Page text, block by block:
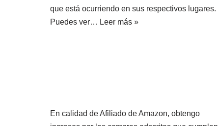
que está ocurriendo en sus respectivos lugares.
Puedes ver… Leer más »
En calidad de Afiliado de Amazon, obtengo